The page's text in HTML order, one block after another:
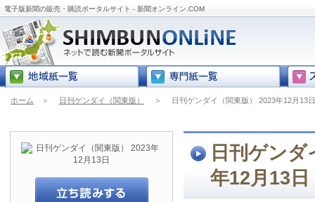
電子版新聞の販売・購読ポータルサイト - 新聞オンライン.COM
ホーム ＞ 日刊ゲンダイ（関東版） ＞ 日刊ゲンダイ（関東版） 2023年12月13日
日刊ゲン
年12月13日